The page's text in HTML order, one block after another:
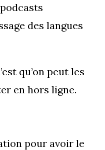
des langues
qu’on peut les
en hors ligne.
pour avoir le